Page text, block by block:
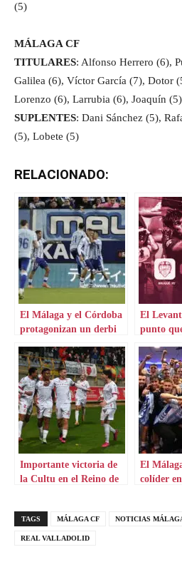
(5)
MÁLAGA CF
TITULARES: Alfonso Herrero (6),
Galilea (6), Víctor García (7), Dotor
Lorenzo (6), Larrubia (6), Joaquín
SUPLENTES: Dani Sánchez (5),
(5), Lobete (5)
RELACIONADO:
El Málaga y el Córdoba
protagonizan un derbi
El
punto
Importante victoria de
la Cultu en el Reino de
El
colíder
TAGS MÁLAGA CF NOTICIAS
REAL VALLADOLID